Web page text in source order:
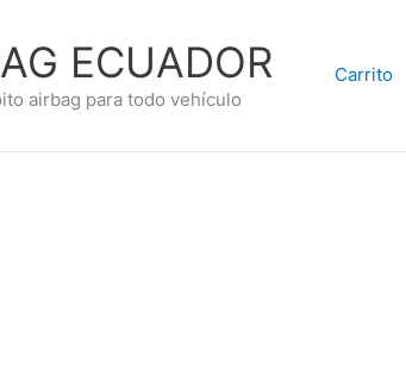
ECUADOR
airbag para todo vehículo
Carrito